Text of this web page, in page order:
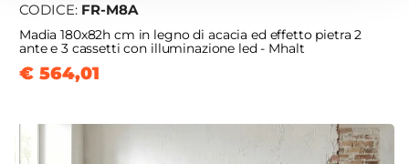
CODICE: FR-M8A
Madia 180x82h cm in legno di acacia ed effetto pietra 2
ante e 3 cassetti con illuminazione led - Mhalt
€ 564,01